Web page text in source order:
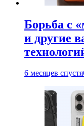
Борьба с
и другие
6 месяцев спустя